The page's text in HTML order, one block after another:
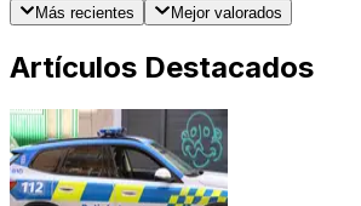
Más recientes
Mejor valorados
Artículos Destacados